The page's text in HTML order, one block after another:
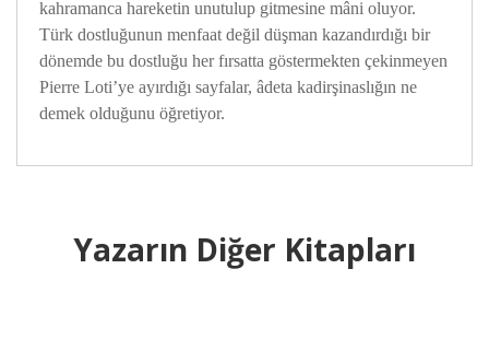
kahramanca hareketin unutulup gitmesine mâni oluyor.
Türk dostluğunun menfaat değil düşman kazandırdığı bir
dönemde bu dostluğu her fırsatta göstermekten çekinmeyen
Pierre Loti’ye ayırdığı sayfalar, âdeta kadirşinaslığın ne
demek olduğunu öğretiyor.
Yazarın Diğer Kitapları